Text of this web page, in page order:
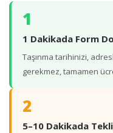
1
1 Dakikada Form
Taşınma tarihinizi,
gerekmez, tamamen
2
5–10 Dakikada